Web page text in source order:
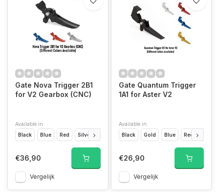
Gate Nova Trigger 2B1
for V2 Gearbox (CNC)
Available in
Black
Blue Red Silver Dark Earth
€36,90
Vergelijk
Gate Quantum Trigger
1A1 for Aster V2
Available in
Black
Gold Blue Red
€26,90
Vergelijk